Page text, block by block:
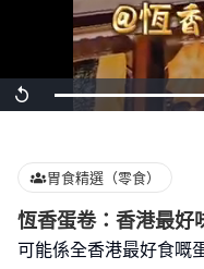
Replay
胃食精選（零食）
恆香蛋卷：香港最好
可能係全香港最好食嘅